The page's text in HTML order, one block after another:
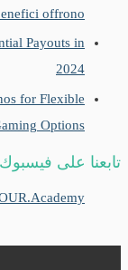
offrono
Payouts in
2024
for Flexible
Gaming Options
تابعنا على فيسبوك